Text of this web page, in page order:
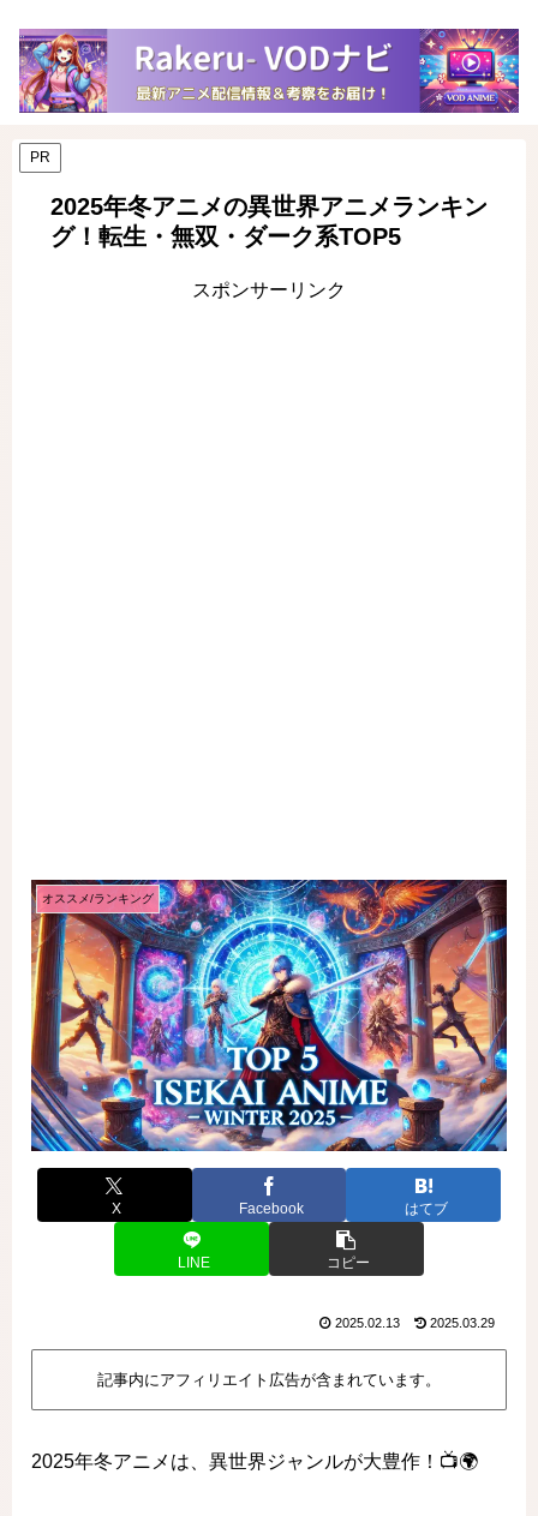
PR
2025年冬アニメの異世界アニメランキン
グ！転生・無双・ダーク系TOP5
スポンサーリンク
オススメ/ランキング
X Facebook はてブ
LINE コピー
2025.02.13 2025.03.29
記事内にアフィリエイト広告が含まれています。
2025年冬アニメは、異世界ジャンルが大豊作！📺🌍